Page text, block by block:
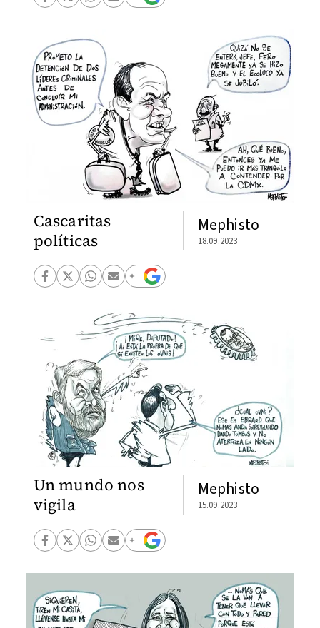
Cascaritas
políticas
Mephisto
18.09.2023
Un mundo nos
vigila
Mephisto
15.09.2023